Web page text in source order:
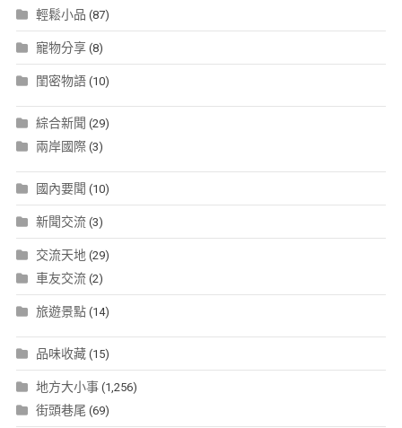
輕鬆小品 (87)
寵物分享(8)
閨密物語(10)
綜合新聞 (29)
兩岸國際(3)
國內要聞 (10)
新聞交流(3)
交流天地(29)
車友交流(2)
旅遊景點(14)
品味收藏(15)
地方大小事(1,256)
街頭巷尾 (69)